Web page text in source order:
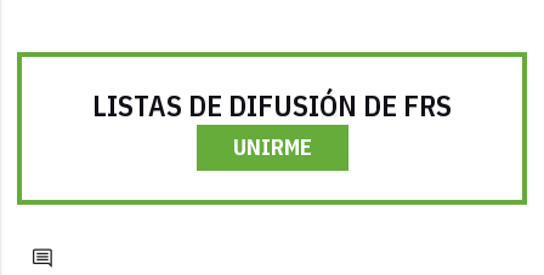
LISTAS DE DIFUSIÓN DE FRS
UNIRME